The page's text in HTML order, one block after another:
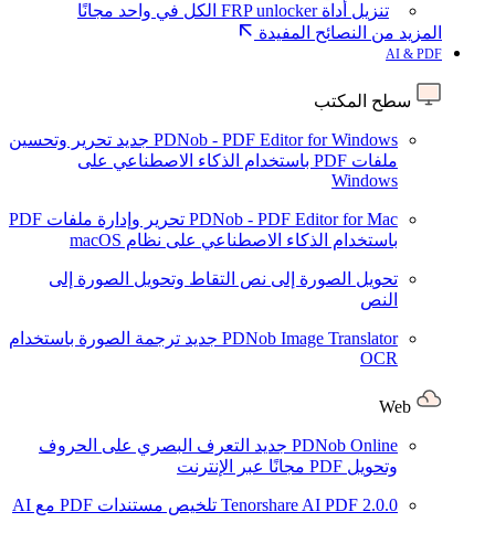
تنزيل أداة FRP unlocker الكل في واحد مجانًا
المزيد من النصائح المفيدة
AI & PDF
سطح المكتب
PDNob - PDF Editor for Windows جديد تحرير وتحسين
ملفات PDF باستخدام الذكاء الاصطناعي على
Windows
PDNob - PDF Editor for Mac
تحرير وإدارة ملفات PDF
باستخدام الذكاء الاصطناعي على نظام macOS
تحويل الصورة إلى نص التقاط وتحويل الصورة إلى
النص
PDNob Image Translator جديد ترجمة الصورة باستخدام
OCR
PDNob Online جديد التعرف البصري على الحروف
وتحويل PDF مجانًا عبر الإنترنت
Tenorshare AI PDF 2.0.0 تلخيص مستندات PDF مع AI